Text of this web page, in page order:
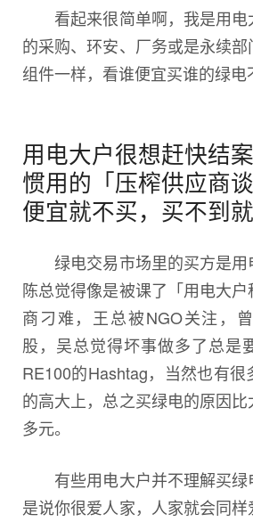
看起来很简单啊，我是用电
的采购、环安、厂务或是永续
组件一样，看谁便宜买谁的绿电
用电大户很想赶快结
惯用的「压榨供应商
便宜就不买，买不到
绿电交易市场里的买方是用
陈总觉得像是被课了「用电大
商刁难，王总被NGO关注，
股，吴总觉得坏事做多了总是
RE100的Hashtag，当然也有
的高大上，总之买绿电的原因
多元。
有些用电大户并不理解买绿
是说你很爱人家，人家就会同